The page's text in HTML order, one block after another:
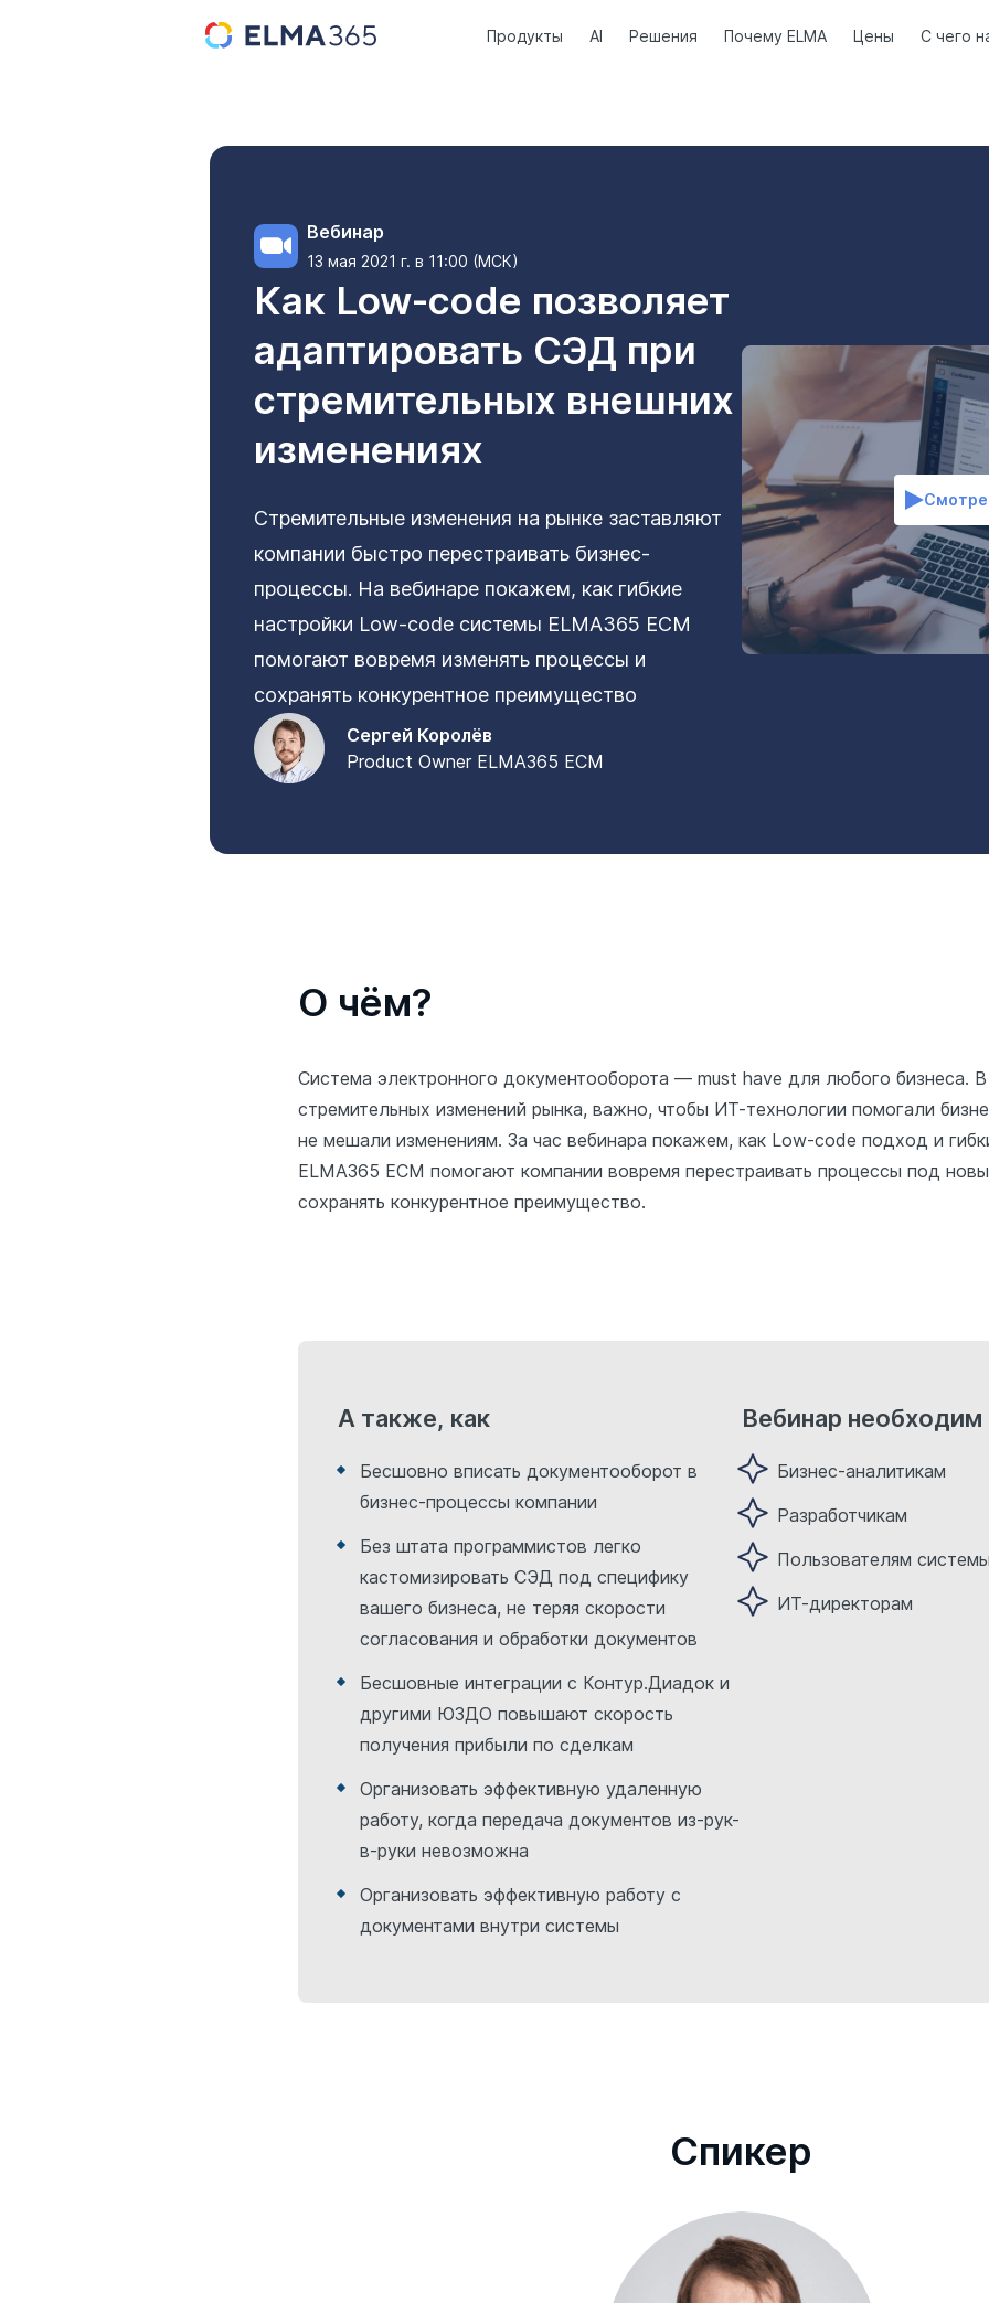
Продукты AI Решения Почему ELMA Цены С чего
Вебинар
13 мая 2021 г. в 11:00 (МСК)
Как Low-code позволяет
адаптировать СЭД при
стремительных внешних
изменениях
Стремительные изменения на рынке заставляют
компании быстро перестраивать бизнес-
процессы. На вебинаре покажем, как гибкие
настройки Low-code системы ELMA365 ECM
помогают вовремя изменять процессы и
сохранять конкурентное преимущество
Сергей Королёв
Product Owner ELMA365 ECM
О чём?
Система электронного документооборота — must have для любого бизнеса.
стремительных изменений рынка, важно, чтобы ИТ-технологии помогали
не мешали изменениям. За час вебинара покажем, как Low-code подход и
ELMA365 ECM помогают компании вовремя перестраивать процессы под
сохранять конкурентное преимущество.
А также, как
Бесшовно вписать документооборот в
бизнес-процессы компании
Без штата программистов легко
кастомизировать СЭД под специфику
вашего бизнеса, не теряя скорости
согласования и обработки документов
Бесшовные интеграции с Контур.Диадок и
другими ЮЗДО повышают скорость
получения прибыли по сделкам
Организовать эффективную удаленную
работу, когда передача документов из-рук-
в-руки невозможна
Организовать эффективную работу с
документами внутри системы
Вебинар необходим
Бизнес-аналитикам
Разработчикам
Пользователям
ИТ-директорам
Cпикер